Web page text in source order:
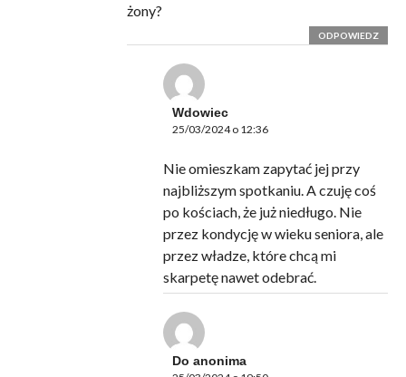
żony?
ODPOWIEDZ
Wdowiec
25/03/2024 o 12:36
Nie omieszkam zapytać jej przy
najbliższym spotkaniu. A czuję coś
po kościach, że już niedługo. Nie
przez kondycję w wieku seniora, ale
przez władze, które chcą mi
skarpetę nawet odebrać.
Do anonima